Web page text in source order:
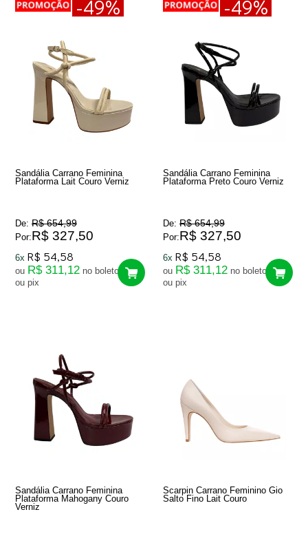
-49%
Sandália Carrano Feminina
Plataforma Lait Couro Verniz
De: R$ 654,99
Por:R$ 327,50
6x R$ 54,58
ou R$ 311,12 no boleto
ou pix
-49%
Sandália Carrano Feminina
Plataforma Preto Couro Verniz
De: R$ 654,99
Por:R$ 327,50
6x R$ 54,58
ou R$ 311,12 no boleto
ou pix
Sandália Carrano Feminina
Plataforma Mahogany Couro
Verniz
Scarpin Carrano Feminino Gio
Salto Fino Lait Couro